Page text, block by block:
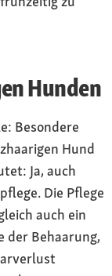
Hunden
Besondere
Hund
Ja, auch
Die Pflege
auch ein
der Behaarung,